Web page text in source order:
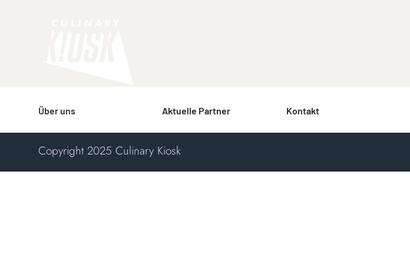
Über uns Aktuelle Partner Kontakt
Copyright 2025 Culinary Kiosk